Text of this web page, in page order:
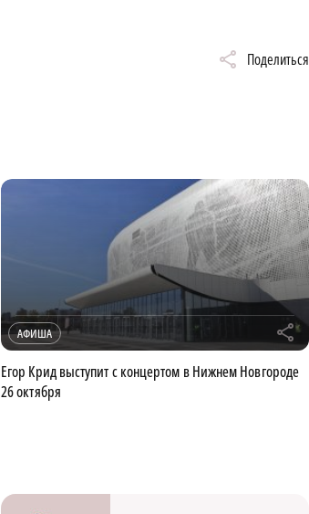
Поделиться
АФИША r
Егор Крид выступит с концертом в Нижнем Новгороде
26 октября